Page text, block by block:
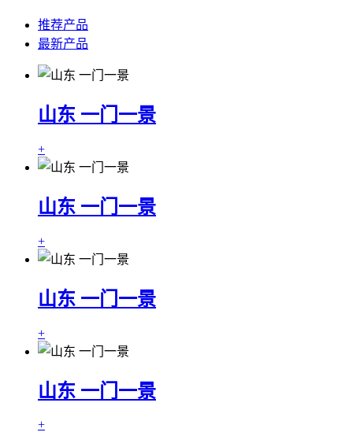
推荐产品
最新产品
山东 一门一景
+
山东 一门一景
+
山东 一门一景
+
山东 一门一景
+